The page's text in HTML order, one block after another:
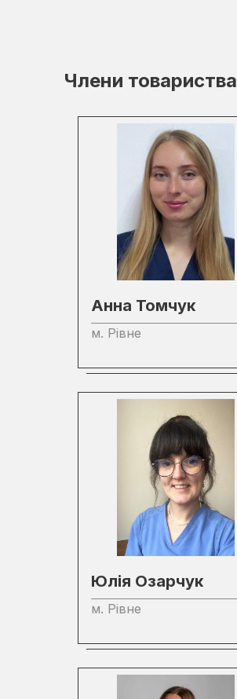
Члени товариства
Анна Томчук
м. Рівне
Юлія Озарчук
м. Рівне